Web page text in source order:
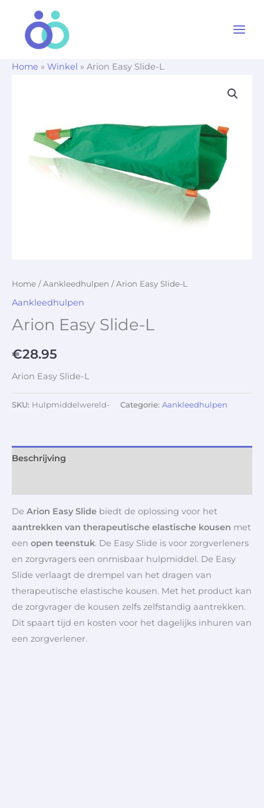
Home » Winkel » Arion Easy Slide-L
Home /Aankleedhulpen / Arion Easy Slide-L
Aankleedhulpen
Arion Easy Slide-L
€28.95
Arion Easy Slide-L
SKU: Hulpmiddelwereld- Categorie: Aankleedhulpen
Beschrijving
De Arion Easy Slide biedt de oplossing voor het
aantrekken van therapeutische elastische kousen met
een open teenstuk. De Easy Slide is voor zorgverleners
en zorgvragers een onmisbaar hulpmiddel. De Easy
Slide verlaagt de drempel van het dragen van
therapeutische elastische kousen. Met het product kan
de zorgvrager de kousen zelfs zelfstandig aantrekken.
Dit spaart tijd en kosten voor het dagelijks inhuren van
een zorgverlener.